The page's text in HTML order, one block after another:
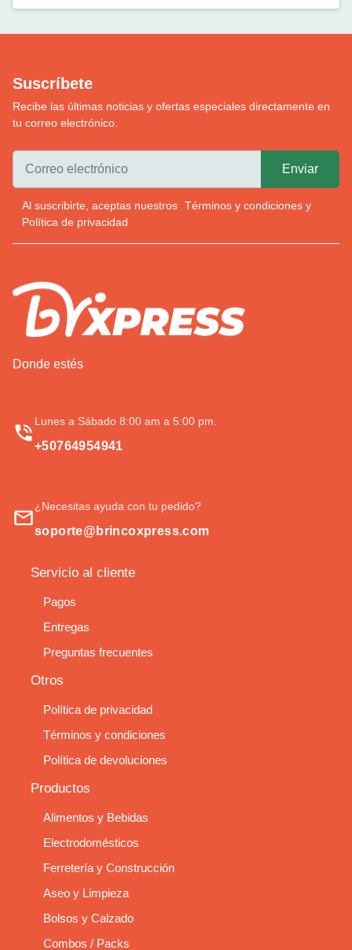
Suscríbete
Recibe las últimas noticias y ofertas especiales directamente en
tu correo electrónico.
Al suscribirte, aceptas nuestros Términos y condiciones y
Política de privacidad
Donde estés
Lunes a Sábado 8:00 am a 5:00 pm.
+50764954941
¿Necesitas ayuda con tu pedido?
soporte@brincoxpress.com
Servicio al cliente
Pagos
Entregas
Preguntas frecuentes
Otros
Política de privacidad
Términos y condiciones
Política de devoluciones
Productos
Alimentos y Bebidas
Electrodomésticos
Ferretería y Construcción
Aseo y Limpieza
Bolsos y Calzado
Combos / Packs